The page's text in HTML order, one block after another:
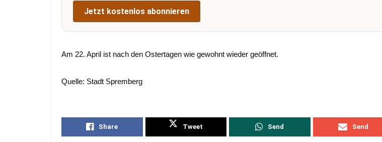
Jetzt kostenlos abonnieren
Am 22. April ist nach den Ostertagen wie gewohnt wieder geöffnet.
Quelle: Stadt Spremberg
Share Tweet Send Send